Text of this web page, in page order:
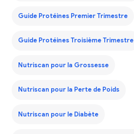
Guide Protéines Premier Trimestre
Guide Protéines Troisième Trimestre
Nutriscan pour la Grossesse
Nutriscan pour la Perte de Poids
Nutriscan pour le Diabète